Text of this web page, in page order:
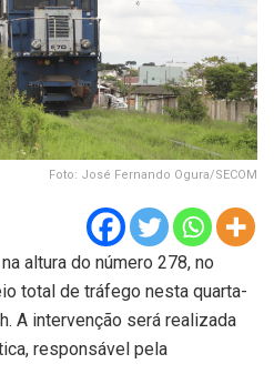
Foto: José Fernando Ogura/SECOM
altura do número 278, no
total de tráfego nesta quarta-
A intervenção será realizada
responsável pela